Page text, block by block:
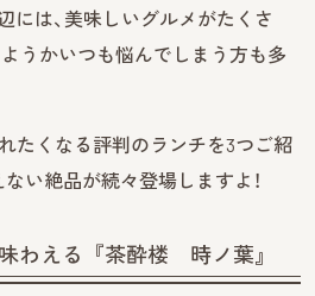
には、美味しいグルメがたくさ
うかいつも悩んでしまう方も多
たくなる評判のランチを3つご紹
絶品が続々登場しますよ！
わえる『茶酔楼 時ノ葉』